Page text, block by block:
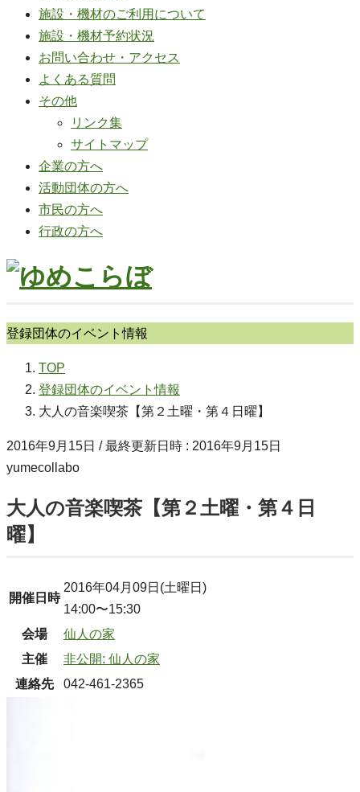
施設・機材のご利用について
施設・機材予約状況
お問い合わせ・アクセス
よくある質問
その他
リンク集
サイトマップ
企業の方へ
活動団体の方へ
市民の方へ
行政の方へ
登録団体のイベント情報
TOP
登録団体のイベント情報
大人の音楽喫茶【第２土曜・第４日曜】
2016年9月15日 / 最終更新日時 : 2016年9月15日
yumecollabo
大人の音楽喫茶【第２土曜・第４日
曜】
開催日時
2016年04月09日(土曜日)
14:00〜15:30
会場
仙人の家
主催
非公開: 仙人の家
連絡先
042-461-2365